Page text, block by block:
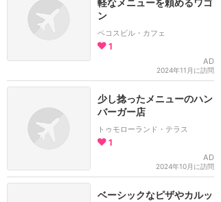
ン
ペコスビル・カフェ
1
AD
2024年11月に訪問
少し捻ったメニューのハン
バーガー店
トゥモローランド・テラス
1
AD
2024年10月に訪問
ベーシックなピザやカルッ